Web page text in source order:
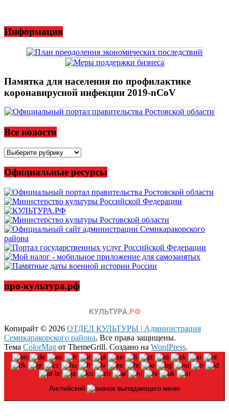
Информация
Памятка для населения по профилактике
коронавирусной инфекции 2019-nCoV
Все новости
Все
Официальные ресурсы
про-культура.рф
Копирайт © 2026 ОТДЕЛ КУЛЬТУРЫ | Администрация
Семикаракорского района. Все права защищены.
Тема ColorMag от ThemeGrill. Создано на WordPress.
Английский